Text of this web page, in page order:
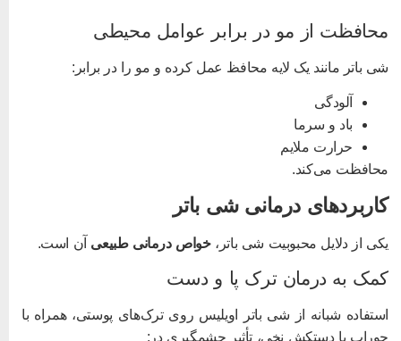
از مو در برابر عوامل محیطی
باتر مانند یک لایه محافظ عمل کرده و مو را در برابر:
آلودگی
باد و سرما
حرارت ملایم
می‌کند.
درمانی شی باتر
از دلایل محبوبیت شی باتر،خواص درمانی طبیعیآن است.
به درمان ترک پا و دست
شبانه از شی باتر اویلیس روی ترک‌های پوستی، همراه با
یا دستکش نخی، تأثیر چشمگیری در: